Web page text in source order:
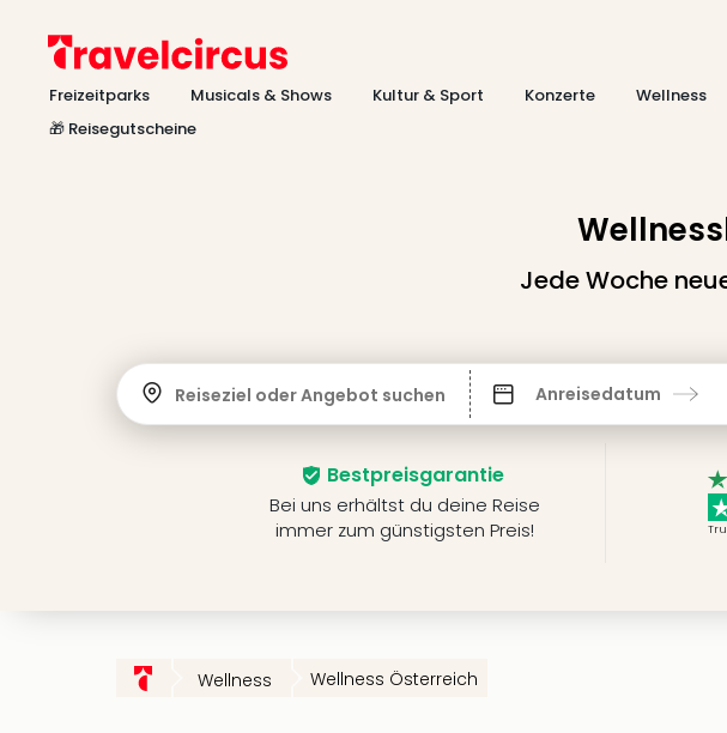
Freizeitparks Musicals & Shows Kultur & Sport Konzerte Wellness
🎁 Reisegutscheine
Jede Woche
Reiseziel oder Angebot suchen Anreisedatum
Bestpreisgarantie
Bei uns erhältst du deine Reise
immer zum günstigsten Preis!
Wellness Wellness Österreich